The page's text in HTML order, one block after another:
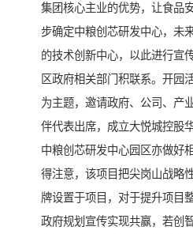
集团核心主业的优势，让食品
步确定中粮创芯研发中心，未
的技术创新中心，以此进行宣
区政府相关部门积联系。开园
为主题，邀请政府、公司、产
伴代表出席，成立大悦城控股
中粮创芯研发中心园区亦做好
得注意，该项目把尖岗山战略
牌设置于项目，对于提升项目
政府规划宣传实现共赢，若创